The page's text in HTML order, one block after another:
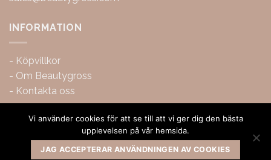
INFORMATION
- Köpvillkor
- Om Beautygross
- Kontakta oss
Copyright 2026 ©BeautyGross
Vi använder cookies för att se till att vi ger dig den bästa
upplevelsen på vår hemsida.
JAG ACCEPTERAR ANVÄNDNINGEN AV COOKIES